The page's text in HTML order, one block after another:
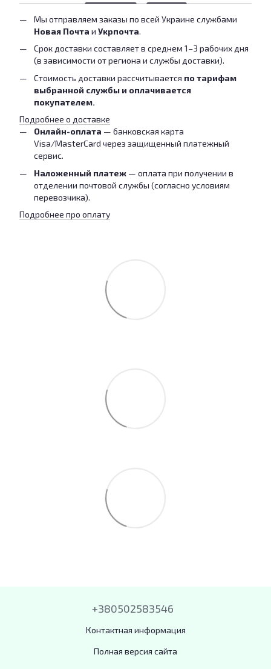
Мы отправляем заказы по всей Украине службами
Новая Почта и Укрпочта.
Срок доставки составляет в среднем 1–3 рабочих дня
(в зависимости от региона и службы доставки).
Стоимость доставки рассчитывается по тарифам
выбранной службы и оплачивается
покупателем.
Подробнее о доставке
Онлайн-оплата — банковская карта
Visa/MasterCard через защищенный платежный
сервис.
Наложенный платеж — оплата при получении в
отделении почтовой службы (согласно условиям
перевозчика).
Подробнее про оплату
+380502583546
Контактная информация
Полная версия сайта